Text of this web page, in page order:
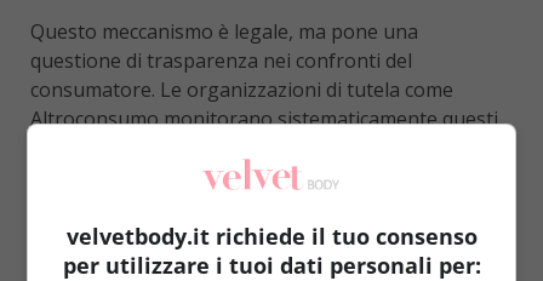
Questo meccanismo è legale, ma pone una
questione di trasparenza nei confronti del
consumatore. Le organizzazioni di tutela come
Altroconsumo monitorano sistematicamente questi
riconoscerli. Confrontare il prezzo al chilogrammo è
shrinkflation e fare confronti reali tra prodotti
diversi.
velvetbody.it richiede il tuo consenso
per utilizzare i tuoi dati personali per: